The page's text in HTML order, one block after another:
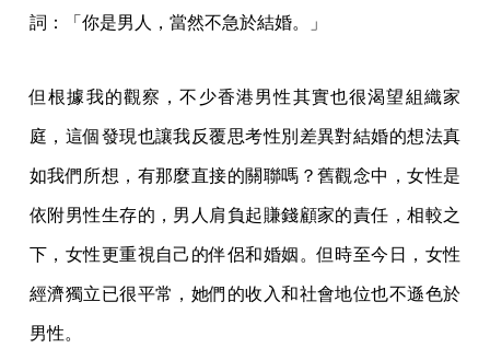
詞：「你是男人，當然不急於結婚。」
但根據我的觀察，不少香港男性其實也很渴望組織家
庭，這個發現也讓我反覆思考性別差異對結婚的想法真
如我們所想，有那麼直接的關聯嗎？舊觀念中，女性是
依附男性生存的，男人肩負起賺錢顧家的責任，相較之
下，女性更重視自己的伴侶和婚姻。但時至今日，女性
經濟獨立已很平常，她們的收入和社會地位也不遜色於
男性。